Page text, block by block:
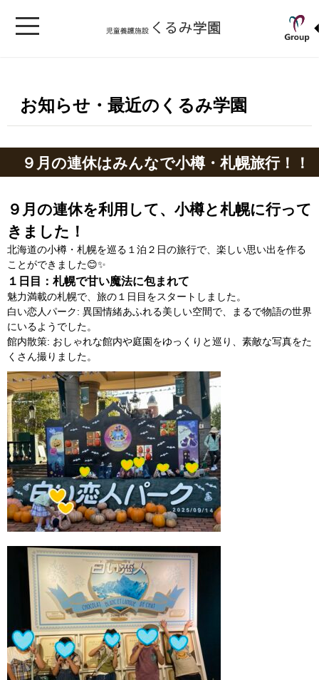
お知らせ・最近のくるみ学園
９月の連休はみんなで小樽・札幌旅行！！
９月の連休を利用して、小樽と札幌に行って
きました！
北海道の小樽・札幌を巡る１泊２日の旅行で、楽しい思い出を作る
ことができました😊✨
１日目：札幌で甘い魔法に包まれて
魅力満載の札幌で、旅の１日目をスタートしました。
白い恋人パーク: 異国情緒あふれる美しい空間で、まるで物語の世界
にいるようでした。
館内散策: おしゃれな館内や庭園をゆっくりと巡り、素敵な写真をた
くさん撮りました。